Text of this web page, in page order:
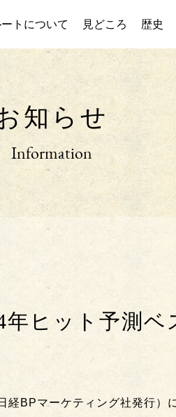
トについて 見どころ 歴史
知らせ
Information
年ヒット予測ベ
経BPマーケティング社発行）